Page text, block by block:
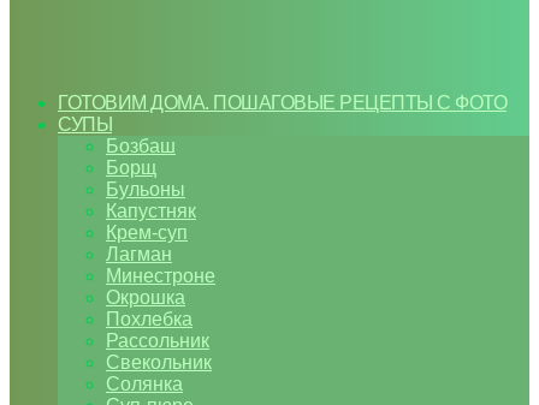
ГОТОВИМ ДОМА. ПОШАГОВЫЕ РЕЦЕПТЫ С ФОТО
СУПЫ
Бозбаш
Борщ
Бульоны
Капустняк
Крем-суп
Лагман
Минестроне
Окрошка
Похлебка
Рассольник
Свекольник
Солянка